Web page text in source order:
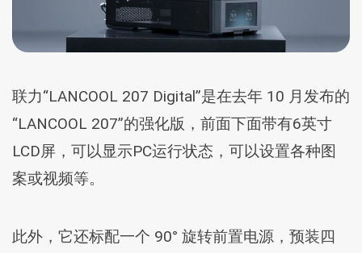
联力“LANCOOL 207 Digital”是在去年 10 月发布的
“LANCOOL 207”的强化版，前面下面带有6英寸
LCD屏，可以显示PC运行状态，可以设置各种图
案或视频等。
此外，它还标配一个 90° 旋转前置电源，预装四